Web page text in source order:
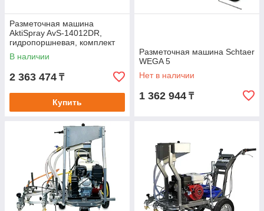
Разметочная машина
AktiSpray AvS-14012DR,
гидропоршневая, комплект
на 2 пистолета (14 л/мин,
250 бар, бензин)
В наличии
2 363 474 ₸
Купить
Разметочная машина Schtaer
WEGA 5
Нет в наличии
1 362 944 ₸